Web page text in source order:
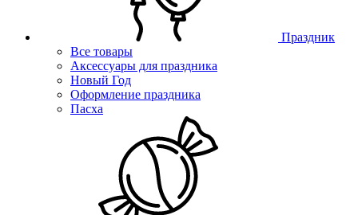
Праздник
Все товары
Аксессуары для праздника
Новый Год
Оформление праздника
Пасха